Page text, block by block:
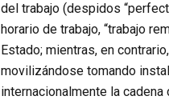
del trabajo (despidos
horario de trabajo, “trabajo
Estado; mientras, en
movilizándose tomando
internacionalmente la